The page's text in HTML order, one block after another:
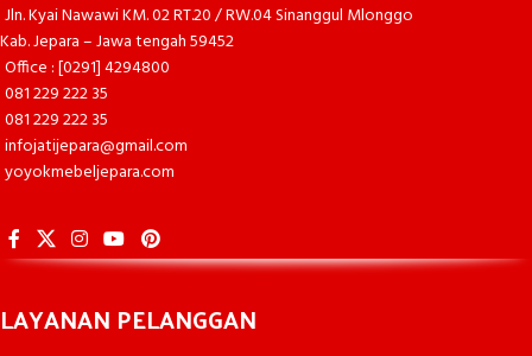
Jln. Kyai Nawawi KM. 02 RT.20 / RW.04 Sinanggul Mlonggo
Kab. Jepara – Jawa tengah 59452
Office : [0291] 4294800
081 229 222 35
081 229 222 35
infojatijepara@gmail.com
yoyokmebeljepara.com
LAYANAN PELANGGAN